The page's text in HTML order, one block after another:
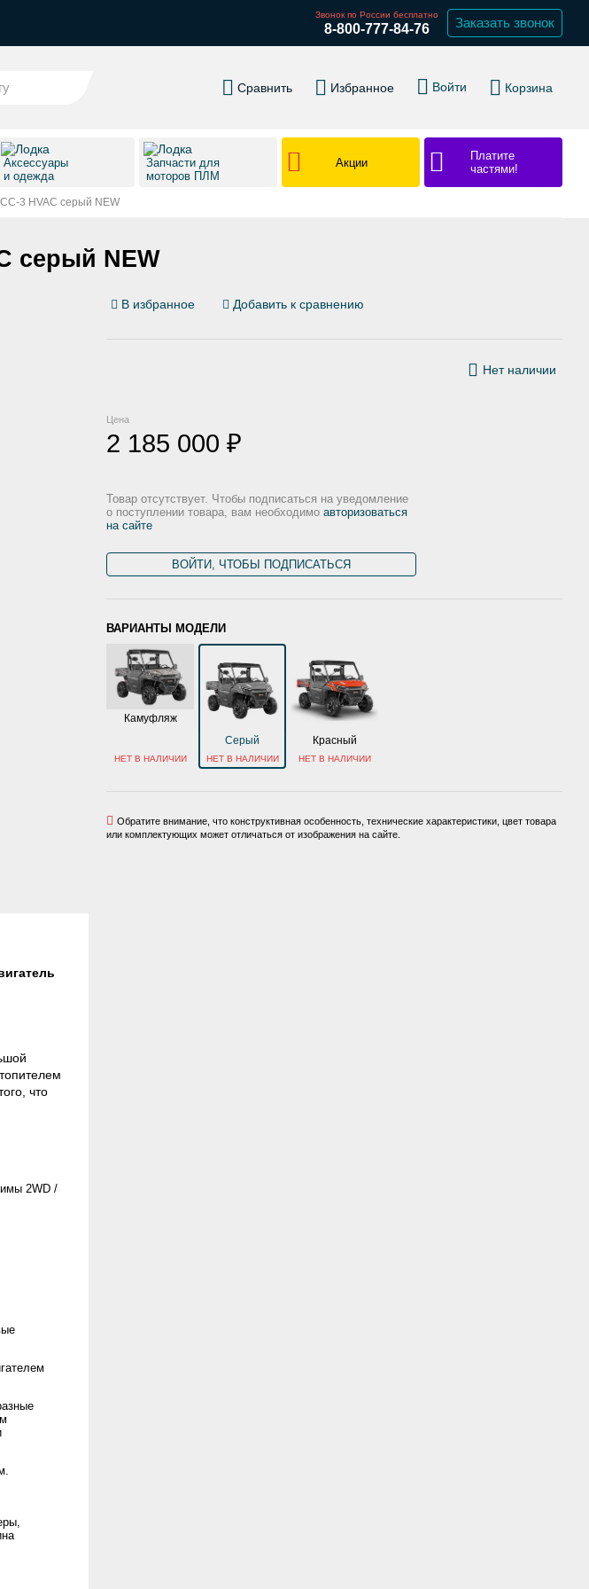
Звонок по России бесплатно
8-800-777-84-76 Заказать звонок
Сравнить Избранное Войти Корзина
Аксессуары
и одежда
Запчасти для
моторов ПЛМ
Акции
Платите
частями!
3 HVAC серый NEW
серый NEW
В избранное Добавить к сравнению
Нет наличии
Цена
2 185 000 ₽
Товар отсутствует. Чтобы подписаться на уведомление
о поступлении товара, вам необходимо авторизоваться
на сайте
ВОЙТИ, ЧТОБЫ ПОДПИСАТЬСЯ
ВАРИАНТЫ МОДЕЛИ
Камуфляж
НЕТ В НАЛИЧИИ
Серый
НЕТ В НАЛИЧИИ
Красный
НЕТ В НАЛИЧИИ
Обратите внимание, что конструктивная особенность, технические характеристики, цвет товара
или комплектующих может отличаться от изображения на сайте.
что
2WD /